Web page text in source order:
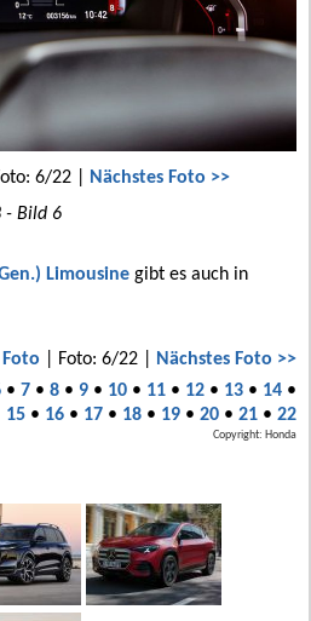
6/22 | Nächstes Foto >>
- Bild 6
Limousine gibt es auch in
Foto | Foto: 6/22 | Nächstes Foto >>
• 7• 8• 9• 10• 11• 12• 13• 14•
15• 16• 17• 18• 19• 20• 21• 22
Copyright: Honda